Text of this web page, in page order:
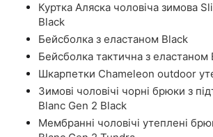
Куртка Аляска чоловіча зимова
Black
Бейсболка з еластаном Black
Бейсболка тактична з еластаном
Шкарпетки Chameleon outdoor
Зимові чоловічі чорні брюки з
Blanc Gen 2 Black
Мембранні чоловічі утеплені